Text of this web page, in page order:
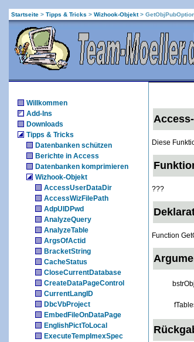
Startseite > Tipps & Tricks > Wizhook-Objekt>
Willkommen
Add-Ins
Downloads
Tipps & Tricks
Datenbanken schützen
Berichte in Access
Datenbanken komprimieren
Wizhook-Objekt
AccessUserDataDir
AccessWizFilePath
AdpUIDPwd
AnalyzeQuery
AnalyzeTable
ArgsOfActid
BracketString
CacheStatus
CloseCurrentDatabase
CreateDataPageControl
CurrentLangID
DbcVbProject
EmbedFileOnDataPage
EnglishPictToLocal
ExecuteTempImexSpec
Diese
???
Function